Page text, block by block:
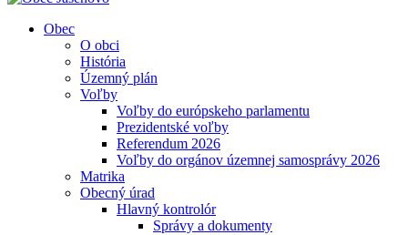
Obec
O obci
História
Územný plán
Voľby
Voľby do európskeho parlamentu
Prezidentské voľby
Referendum 2026
Voľby do orgánov územnej samosprávy 2026
Matrika
Obecný úrad
Hlavný kontrolór
Správy a dokumenty